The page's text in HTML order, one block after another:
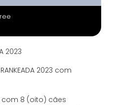
2023 com
8 (oito) cães